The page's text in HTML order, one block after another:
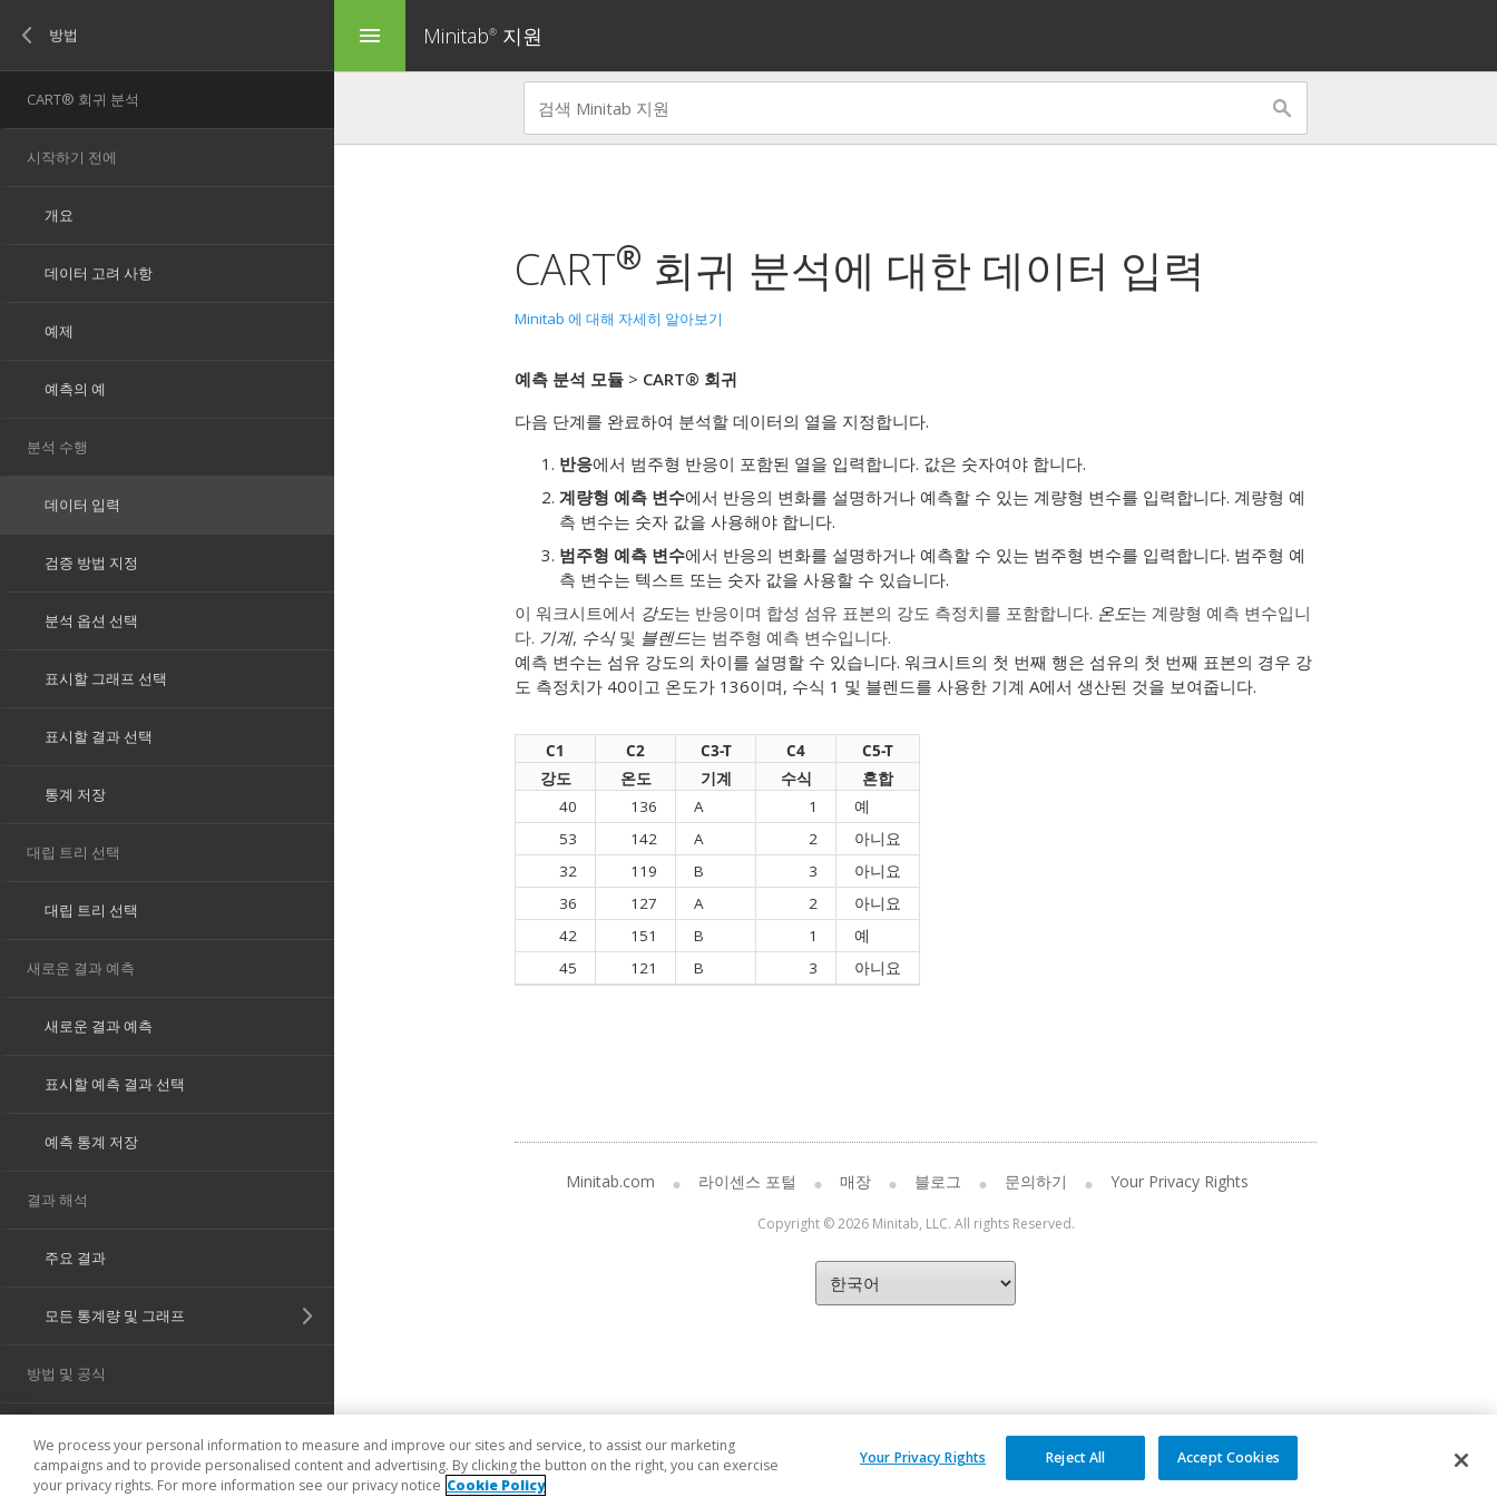
menu Minitab® 지원
CART® 회귀 분석에 대한 데이터 입력
Minitab 에 대해 자세히 알아보기
예측 분석 모듈 > CART® 회귀
다음 단계를 완료하여 분석할 데이터의 열을 지정합니다.
반응에서 범주형 반응이 포함된 열을 입력합니다. 값은 숫자여야 합니다.
계량형 예측 변수에서 반응의 변화를 설명하거나 예측할 수 있는 계량형 변수를 입력합니다. 계량형 예
측 변수는 숫자 값을 사용해야 합니다.
범주형 예측 변수에서 반응의 변화를 설명하거나 예측할 수 있는 범주형 변수를 입력합니다. 범주형 예
측 변수는 텍스트 또는 숫자 값을 사용할 수 있습니다.
이 워크시트에서 강도는 반응이며 합성 섬유 표본의 강도 측정치를 포함합니다. 온도는 계량형 예측 변수입니
다. 기계, 수식및 블렌드는 범주형 예측 변수입니다.
예측 변수는 섬유 강도의 차이를 설명할 수 있습니다. 워크시트의 첫 번째 행은 섬유의 첫 번째 표본의 경우 강
도 측정치가 40이고 온도가 136이며, 수식 1 및 블렌드를 사용한 기계 A에서 생산된 것을 보여줍니다.
C1 C2 C3-T C4
C5-T
강도
온도 기계 수식
혼합
40
136 A 1
예
53
142 A 2
아니요
32
119 B 3
아니요
36
127 A 2
아니요
42
151 B 1
예
45
121 B 3 아니요
Minitab.com 라이센스 포털 매장 블로그 문의하기 Your Privacy Rights
Copyright © 2026 Minitab, LLC. All rights Reserved.
We process your personal information to measure and improve our sites and service, to assist our marketing
campaigns and to provide personalised content and advertising. By clicking the button on the right, you can exercise
your privacy rights. For more information see our privacy notice Cookie Policy
Your Privacy Rights Reject All Accept Cookies